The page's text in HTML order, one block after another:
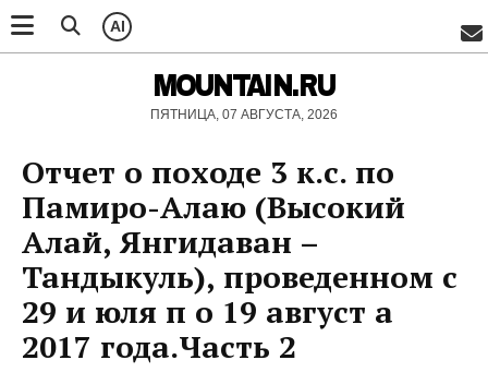
AI
MOUNTAIN.RU
ПЯТНИЦА, 07 АВГУСТА, 2026
Отчет о походе 3 к.с. по
Памиро-Алаю (Высокий
Алай, Янгидаван –
Тандыкуль), проведенном с
29 и юля п о 19 август а
2017 года.Часть 2